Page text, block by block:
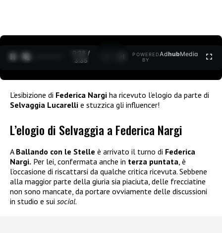
0:29 /
3:35
POWERED
BY
AdhubMedia
L’esibizione di Federica Nargi ha ricevuto l’elogio da parte di
Selvaggia Lucarelli e stuzzica gli influencer!
L’elogio di Selvaggia a Federica Nargi
A Ballando con le Stelle è arrivato il turno di Federica
Nargi. Per lei, confermata anche in terza puntata, è
l’occasione di riscattarsi da qualche critica ricevuta. Sebbene
alla maggior parte della giuria sia piaciuta, delle frecciatine
non sono mancate, da portare ovviamente delle discussioni
in studio e sui social.